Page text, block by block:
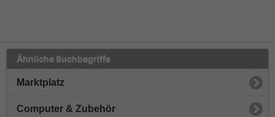
Ähnliche Suchbegriffe
Marktplatz
Computer & Zubehör